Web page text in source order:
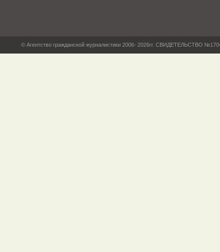
© Агентство гражданской журналистики 2006- 2026гг. СВИДЕТЕЛЬСТВО